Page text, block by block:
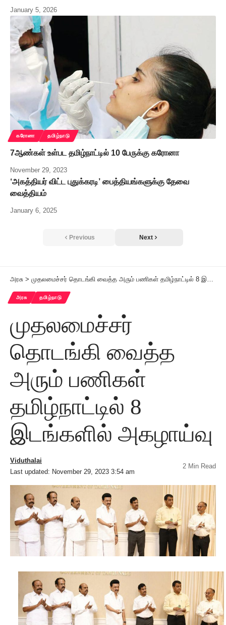
January 5, 2026
கரோனா தமிழ்நாடு
7ஆண்கள் உள்பட தமிழ்நாட்டில் 10 பேருக்கு கரோனா
November 29, 2023
‘அகத்தியர் விட்ட புதுக்கரடி’ பைத்தியங்களுக்கு தேவை
வைத்தியம்
January 6, 2025
Previous Next
அரசு > முதலமைச்சர் தொடங்கி வைத்த அரும் பணிகள் தமிழ்நாட்டில் 8 இடங்களில் அகழாய்வு
அரசு தமிழ்நாடு
முதலமைச்சர்
தொடங்கி வைத்த
அரும் பணிகள்
தமிழ்நாட்டில் 8
இடங்களில் அகழாய்வு
Last updated: November 29, 2023 3:54 am
Viduthalai
2 Min Read